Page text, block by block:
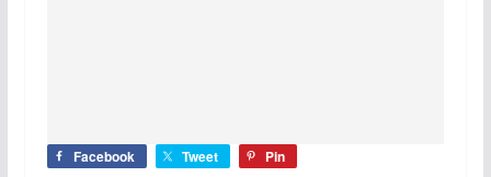
Facebook Tweet Pin